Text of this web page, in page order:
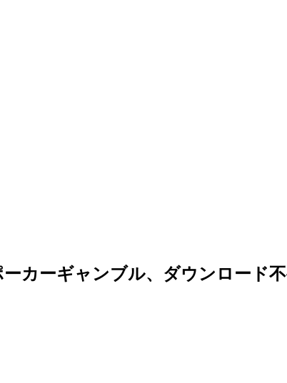
カーギャンブル、ダウンロード